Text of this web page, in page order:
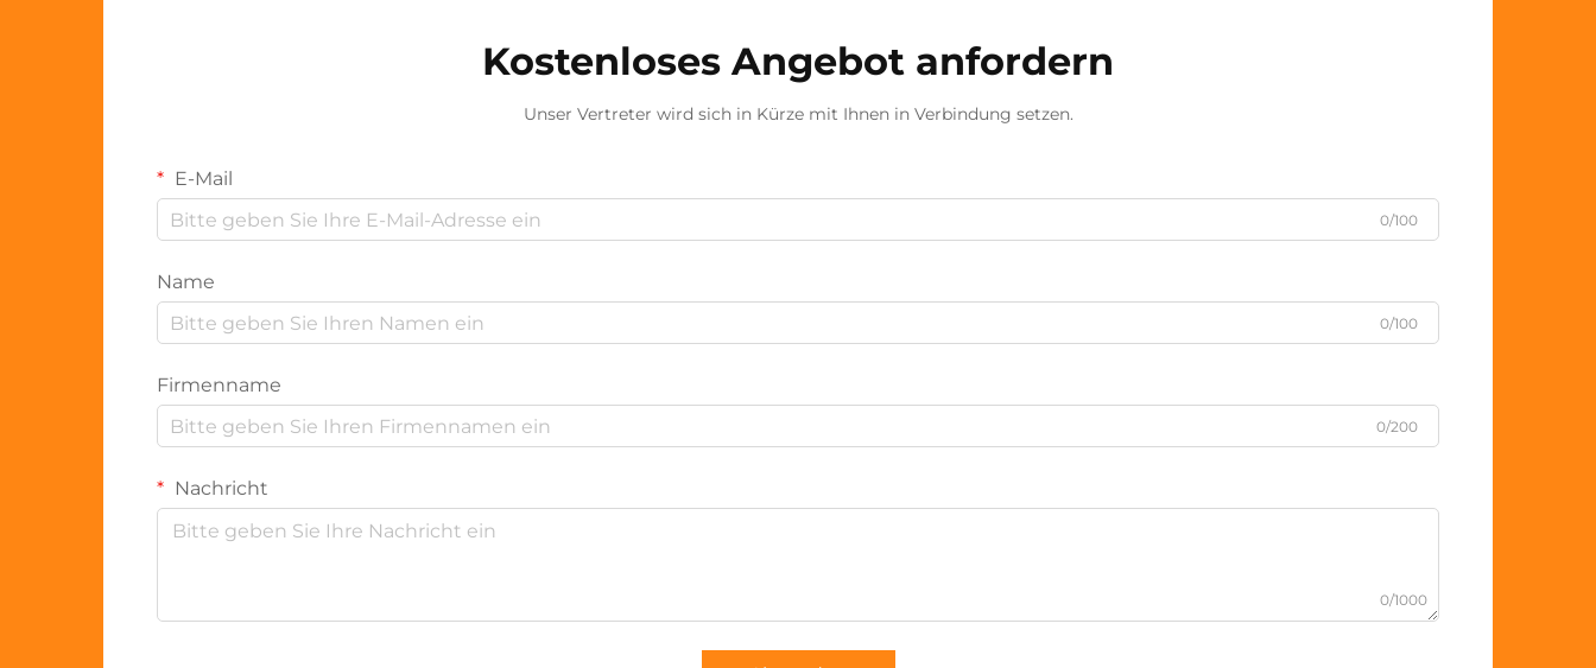
Kostenloses Angebot anfordern
Unser Vertreter wird sich in Kürze mit Ihnen in Verbindung setzen.
E-Mail
0/100
Name
0/100
Firmenname
0/200
Nachricht
0/1000